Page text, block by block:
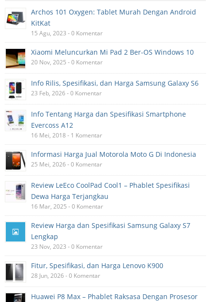
Archos 101 Oxygen: Tablet Murah Dengan Android
KitKat
15 Agu, 2023 - 0 Komentar
Xiaomi Meluncurkan Mi Pad 2 Ber-OS Windows 10
20 Nov, 2025 - 0 Komentar
Info Rilis, Spesifikasi, dan Harga Samsung Galaxy S6
23 Feb, 2026 - 0 Komentar
Info Tentang Harga dan Spesifikasi Smartphone
Evercoss A12
16 Mei, 2018 - 1 Komentar
Informasi Harga Jual Motorola Moto G Di Indonesia
25 Mei, 2026 - 0 Komentar
Review LeEco CoolPad Cool1 – Phablet Spesifikasi
Dewa Harga Terjangkau
16 Mar, 2025 - 0 Komentar
Review Harga dan Spesifikasi Samsung Galaxy S7
Lengkap
23 Nov, 2023 - 0 Komentar
Fitur, Spesifikasi, dan Harga Lenovo K900
28 Jun, 2026 - 0 Komentar
Huawei P8 Max – Phablet Raksasa Dengan Prosesor